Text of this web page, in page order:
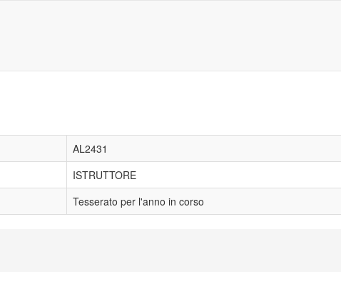
AL2431
ISTRUTTORE
Tesserato per l'anno in corso